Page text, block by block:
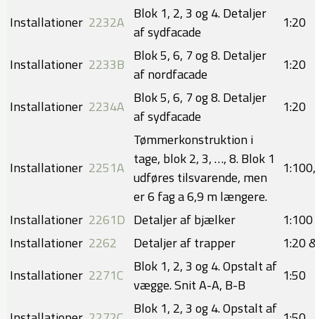
Installationer 2232A Blok 1, 2, 3 og 4. Detaljer
af sydfacade
​​1:20
Installationer ​2233B Blok 5, 6, 7 og 8. Detaljer
af nordfacade
​1:20
Installationer 2234A Blok 5, 6, 7 og 8. Detaljer
af sydfacade
​​1:20
Installationer 2251A
Tømmerkonstruktion i
tage, blok 2, 3, …, 8. Blok 1
udføres tilsvarende, men
er 6 fag a 6,9 m længere.
Installationer 2261D Detaljer af bjælker
​​1:100
Installationer 2262 Detaljer af trapper
​1:20
Installationer 2271C Blok 1, 2, 3 og 4. Opstalt af
vægge. Snit A-A, B-B
​​1:50
Blok 1, 2, 3 og 4. Opstalt af